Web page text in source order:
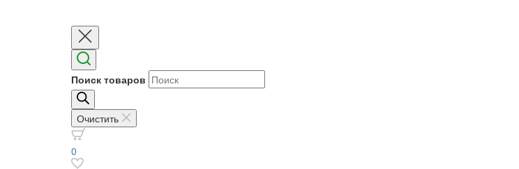
Поиск товаров
Очистить
0